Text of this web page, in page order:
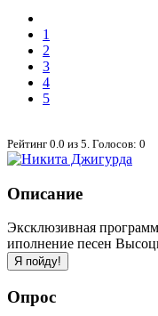
1
2
3
4
5
Рейтинг 0.0 из 5 . Голосов: 0
Описание
Эксклюзивная
иполнение песен
Опрос